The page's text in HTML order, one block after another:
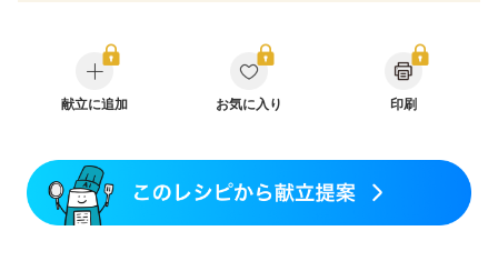
乳がん治療を終えた方・経過観察中の方など
味の感じ方が変わった
妊娠中(初期)
妊婦健診・体重増加が気になる（初期）
妊娠糖尿病(初期)
産後（ミルク）
骨折 骨粗しょう症
関節リウマチ
低栄養予防
献立に追加 お気に入り 印刷